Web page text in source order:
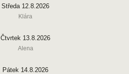
Středa 12.8.2026
Klára
Čtvrtek 13.8.2026
Alena
Pátek 14.8.2026